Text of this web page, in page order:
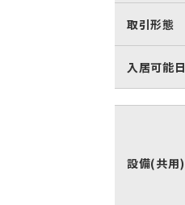
取引形態
入居可能日
設備(共用)